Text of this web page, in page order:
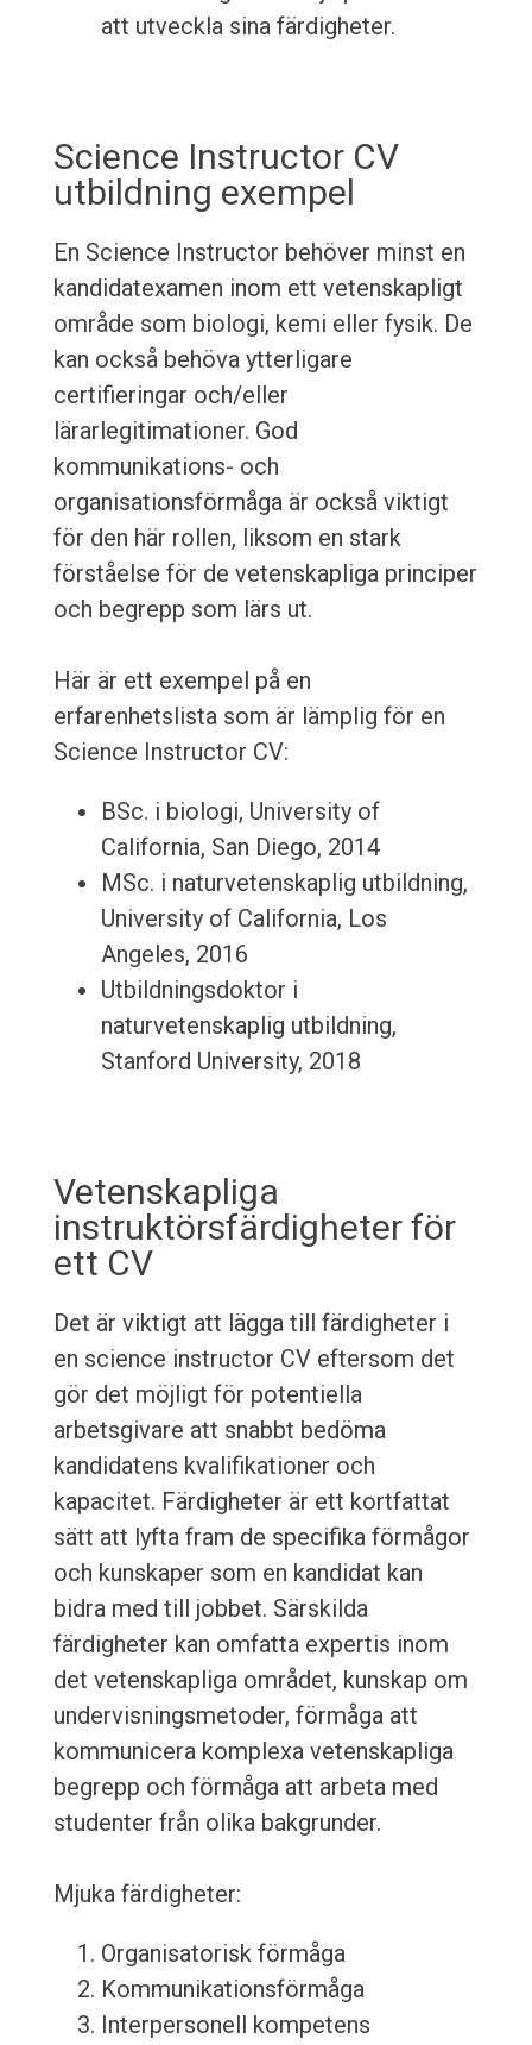
att utveckla sina färdigheter.
Science Instructor CV
utbildning exempel
En Science Instructor behöver minst en
kandidatexamen inom ett vetenskapligt
område som biologi, kemi eller fysik. De
kan också behöva ytterligare
certifieringar och/eller
lärarlegitimationer. God
kommunikations- och
organisationsförmåga är också viktigt
för den här rollen, liksom en stark
förståelse för de vetenskapliga principer
och begrepp som lärs ut.
Här är ett exempel på en
erfarenhetslista som är lämplig för en
Science Instructor CV:
BSc. i biologi, University of
California, San Diego, 2014
MSc. i naturvetenskaplig utbildning,
University of California, Los
Angeles, 2016
Utbildningsdoktor i
naturvetenskaplig utbildning,
Stanford University, 2018
Vetenskapliga
instruktörsfärdigheter för
ett CV
Det är viktigt att lägga till färdigheter i
en science instructor CV eftersom det
gör det möjligt för potentiella
arbetsgivare att snabbt bedöma
kandidatens kvalifikationer och
kapacitet. Färdigheter är ett kortfattat
sätt att lyfta fram de specifika förmågor
och kunskaper som en kandidat kan
bidra med till jobbet. Särskilda
färdigheter kan omfatta expertis inom
det vetenskapliga området, kunskap om
undervisningsmetoder, förmåga att
kommunicera komplexa vetenskapliga
begrepp och förmåga att arbeta med
studenter från olika bakgrunder.
Mjuka färdigheter:
Organisatorisk förmåga
Kommunikationsförmåga
Interpersonell kompetens